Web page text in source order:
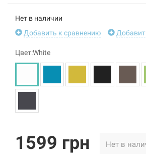
Нет в наличии
Добавить к сравнению
Цвет:White
1599 грн Нет в